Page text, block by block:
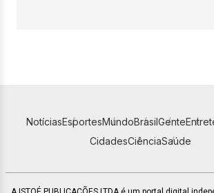
NotíciasEsportesMundoBrasilGente
CidadesCiênciaSaúde